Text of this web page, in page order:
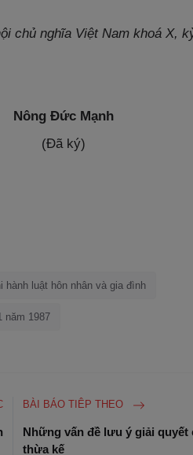
chủ nghĩa Việt Nam khoá X,
Nông Đức Mạnh
(Đã ký)
hành luật hôn nhân và gia đình
năm 1987
BÀI BÁO TIÊP THEO
Những vấn đề lưu ý giải quyết
thừa kế